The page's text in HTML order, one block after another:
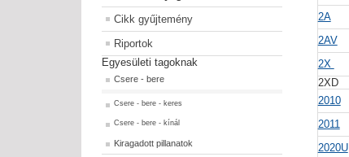
Cikk gyűjtemény
Riportok
Egyesületi tagoknak
Csere - bere
Csere - bere - keres
Csere - bere - kínál
Kiragadott pillanatok
2A
2AV
2X
2XD
2010
2011
2020U